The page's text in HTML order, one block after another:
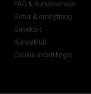
FAQ & Kundeservice
Retur & ombytning
Gavekort
Kundeklub
Cookie-indstillinger